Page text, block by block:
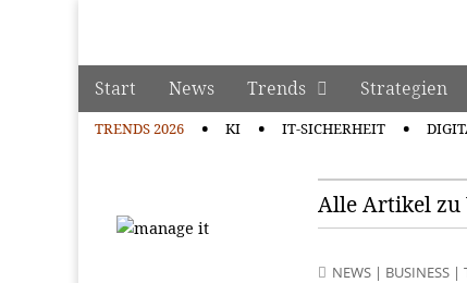
manage it
Main menu
Skip to content
Start News Trends Strategien
TRENDS 2026 KI IT-SICHERHEIT
Alle Artikel zu
NEWS| BUSINESS|